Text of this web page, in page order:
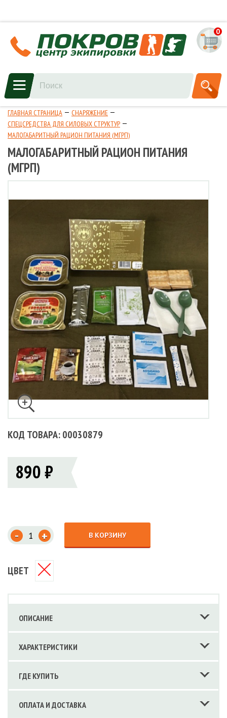
0
ГЛАВНАЯ СТРАНИЦА
СНАРЯЖЕНИЕ
СПЕЦСРЕДСТВА ДЛЯ СИЛОВЫХ СТРУКТУР
МАЛОГАБАРИТНЫЙ РАЦИОН ПИТАНИЯ (МГРП)
МАЛОГАБАРИТНЫЙ РАЦИОН ПИТАНИЯ
(МГРП)
КОД ТОВАРА: 00030879
890 ₽
- + В КОРЗИНУ
ЦВЕТ
ОПИСАНИЕ
ХАРАКТЕРИСТИКИ
ГДЕ КУПИТЬ
ОПЛАТА И ДОСТАВКА